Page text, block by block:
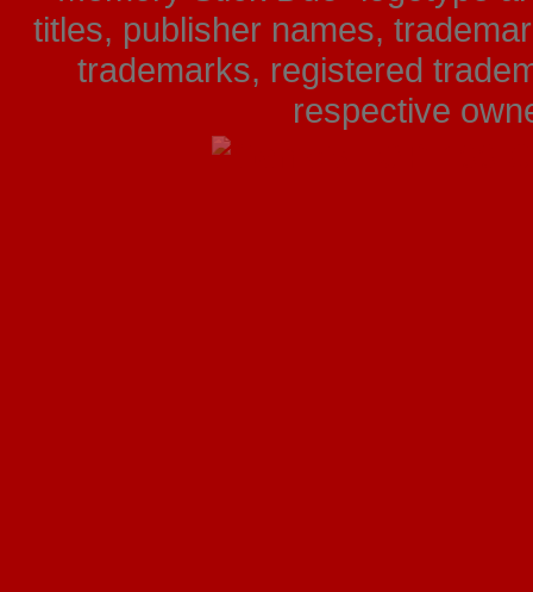
titles, publisher names,
trademarks, registered
respective